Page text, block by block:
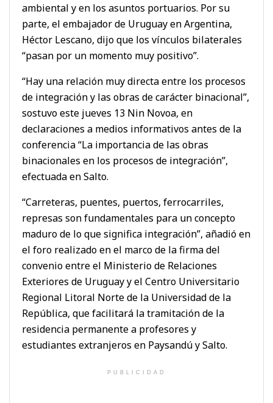
ambiental y en los asuntos portuarios. Por su
parte, el embajador de Uruguay en Argentina,
Héctor Lescano, dijo que los vínculos bilaterales
“pasan por un momento muy positivo”.
“Hay una relación muy directa entre los procesos
de integración y las obras de carácter binacional”,
sostuvo este jueves 13 Nin Novoa, en
declaraciones a medios informativos antes de la
conferencia “La importancia de las obras
binacionales en los procesos de integración”,
efectuada en Salto.
“Carreteras, puentes, puertos, ferrocarriles,
represas son fundamentales para un concepto
maduro de lo que significa integración”, añadió en
el foro realizado en el marco de la firma del
convenio entre el Ministerio de Relaciones
Exteriores de Uruguay y el Centro Universitario
Regional Litoral Norte de la Universidad de la
República, que facilitará la tramitación de la
residencia permanente a profesores y
estudiantes extranjeros en Paysandú y Salto.
PUBLICIDAD